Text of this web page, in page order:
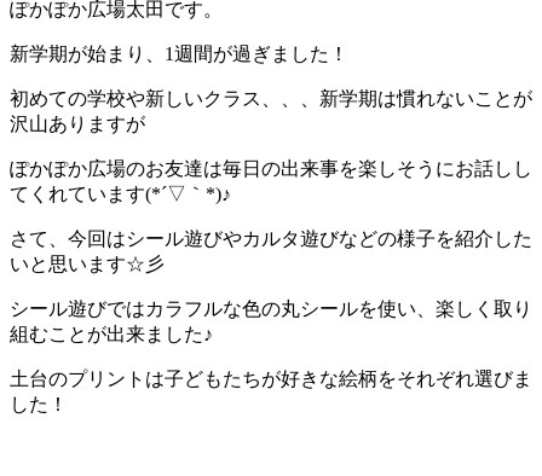
ぽかぽか広場太田です。
新学期が始まり、1週間が過ぎました！
初めての学校や新しいクラス、、、新学期は慣れないことが
沢山ありますが
ぽかぽか広場のお友達は毎日の出来事を楽しそうにお話しし
てくれています(*´▽｀*)♪
さて、今回はシール遊びやカルタ遊びなどの様子を紹介した
いと思います☆彡
シール遊びではカラフルな色の丸シールを使い、楽しく取り
組むことが出来ました♪
土台のプリントは子どもたちが好きな絵柄をそれぞれ選びま
した！